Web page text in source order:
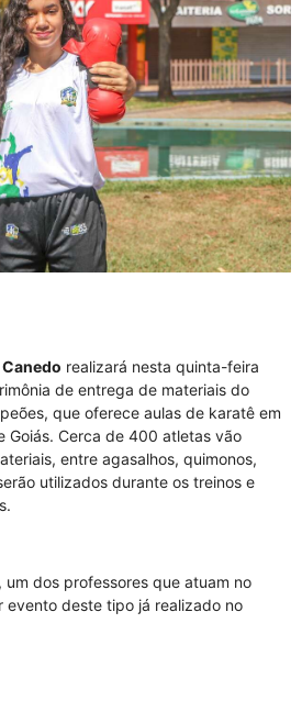
realizará nesta quinta-feira
de entrega de materiais do
que oferece aulas de karatê em
Goiás. Cerca de 400 atletas vão
entre agasalhos, quimonos,
utilizados durante os treinos e
, um dos professores que atuam no
evento deste tipo já realizado no